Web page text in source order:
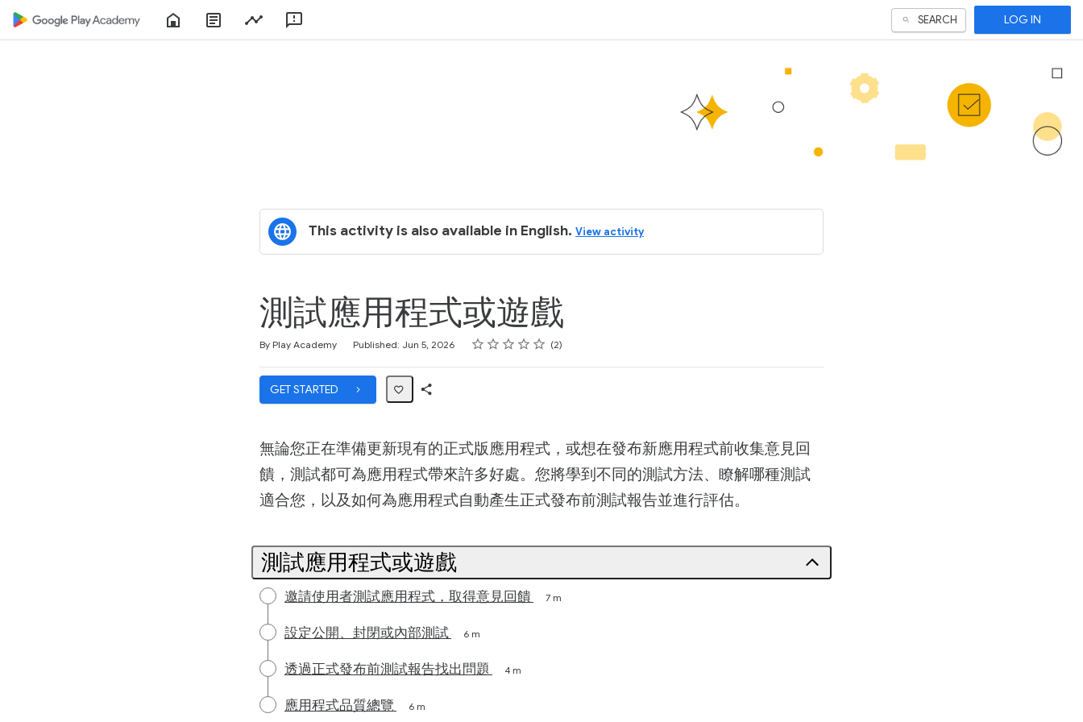
Play
Console
SEARCH LOG IN
This activity is also available in English. View activity
測試應用程式或遊戲
By Play Academy Published: Jun 5, 2026 Rating
1 star
2 stars
3 stars
4 stars
5 stars 2
GET STARTED
無論您正在準備更新現有的正式版應用程式，或想在發布新應用程式前收集意見回
饋，測試都可為應用程式帶來許多好處。您將學到不同的測試方法、瞭解哪種測試
適合您，以及如何為應用程式自動產生正式發布前測試報告並進行評估。
測試應用程式或遊戲
邀請使用者測試應用程式，取得意見回饋 7 m
設定公開、封閉或內部測試 6 m
透過正式發布前測試報告找出問題 4 m
應用程式品質總覽 6 m